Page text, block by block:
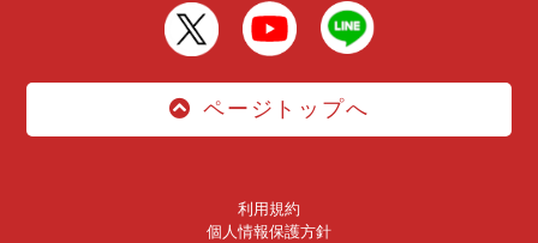
ページトップへ
利用規約
個人情報保護方針